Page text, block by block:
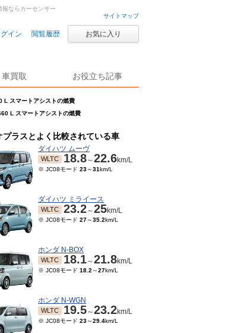
サイトマップ
グイン 閲覧履歴 お気に入り
車買取 お役立ち記事
L スマートアシストの燃費
L スマートアシストの燃費
ならカーセンサー
プラスとよく比較されている車
ダイハツ ムーヴ
WLTC 18.8～22.6km/L
※ JC08モード 23～31km/L
ダイハツ ミライース
WLTC 23.2～25km/L
※ JC08モード 27～35.2km/L
ホンダ N-BOX
WLTC 18.1～21.8km/L
※ JC08モード 18.2 ～27km/L
ホンダ N-WGN
WLTC 19.5～23.2km/L
※ JC08モード 23～29.4km/L